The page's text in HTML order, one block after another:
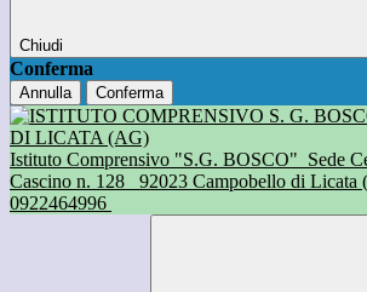
Chiudi
Conferma
Annulla Conferma
Istituto Comprensivo "S.G. BOSCO" Sede
Cascino n. 128
92023 Campobello di Licata
0922464996